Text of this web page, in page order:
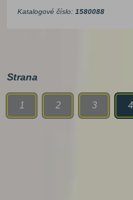
Katalogové číslo: 1580088
Strana
1 2 3 4